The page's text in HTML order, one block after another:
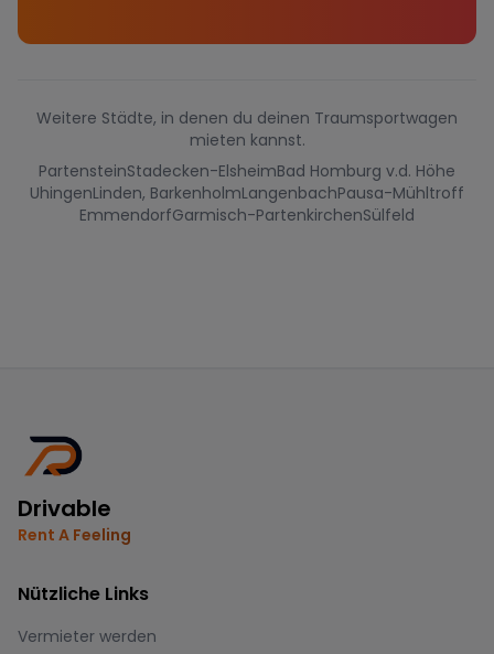
Weitere Städte, in denen du deinen Traumsportwagen
mieten kannst.
PartensteinStadecken-ElsheimBad Homburg v.d. Höhe
UhingenLinden, BarkenholmLangenbachPausa-Mühltroff
EmmendorfGarmisch-PartenkirchenSülfeld
Drivable
Rent A Feeling
Nützliche Links
Vermieter werden